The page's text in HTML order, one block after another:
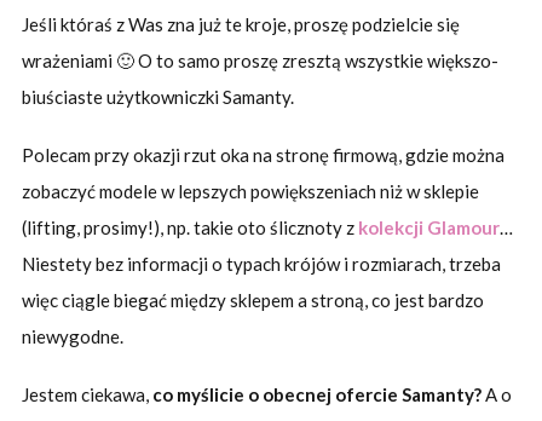
Jeśli któraś z Was zna już te kroje, proszę podzielcie się
wrażeniami 🙂 O to samo proszę zresztą wszystkie większo-
biuściaste użytkowniczki Samanty.
Polecam przy okazji rzut oka na stronę firmową, gdzie można
zobaczyć modele w lepszych powiększeniach niż w sklepie
(lifting, prosimy!), np. takie oto ślicznoty z kolekcji Glamour…
Niestety bez informacji o typach krójów i rozmiarach, trzeba
więc ciągle biegać między sklepem a stroną, co jest bardzo
niewygodne.
Jestem ciekawa, co myślicie o obecnej ofercie Samanty?A o